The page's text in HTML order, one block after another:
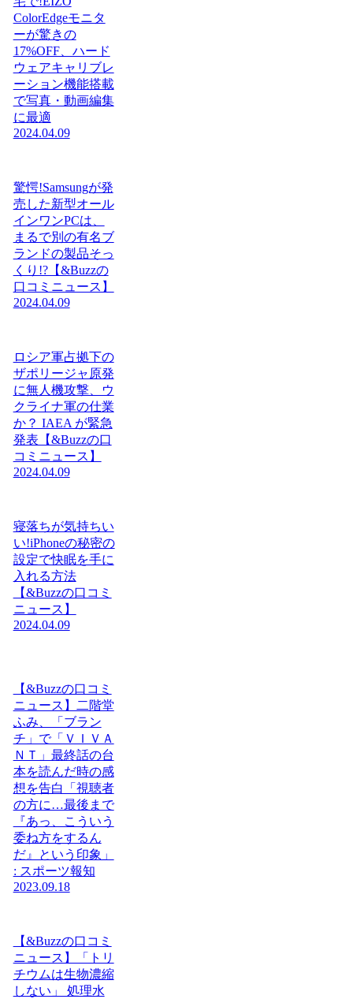
ColorEdgeモニタ
ーが驚きの
17%OFF、ハード
ウェアキャリブレ
ーション機能搭載
で写真・動画編集
に最適
2024.04.09
驚愕!Samsungが発
売した新型オール
インワンPCは、
まるで別の有名ブ
ランドの製品そっ
くり!?【&Buzzの
口コミニュース】
2024.04.09
ロシア軍占拠下の
ザポリージャ原発
に無人機攻撃、ウ
クライナ軍の仕業
か？ IAEA が緊急
発表【&Buzzの口
コミニュース】
2024.04.09
寝落ちが気持ちい
い!iPhoneの秘密の
設定で快眠を手に
入れる方法
【&Buzzの口コミ
ニュース】
2024.04.09
【&Buzzの口コミ
ニュース】二階堂
ふみ、「ブラン
チ」で「ＶＩＶＡ
ＮＴ」最終話の台
本を読んだ時の感
想を告白「視聴者
の方に…最後まで
『あっ、こういう
委ね方をするん
だ』という印象」
: スポーツ報知
2023.09.18
【&Buzzの口コミ
ニュース】「トリ
チウムは生物濃縮
しない」 処理水